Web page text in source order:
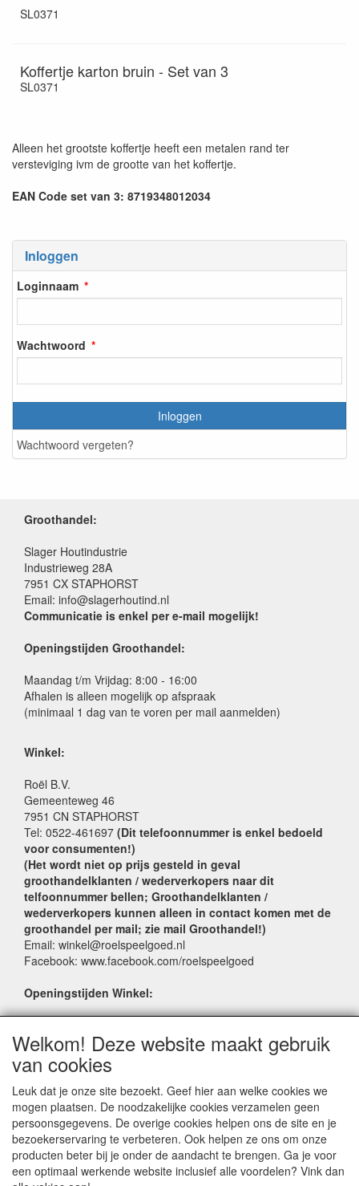
Inloggen
Loginnaam
Wachtwoord
Inloggen
Wachtwoord vergeten?
SL0371
Koffertje karton bruin - Set van 3
SL0371
Alleen het grootste koffertje heeft een metalen rand ter
versteviging ivm de grootte van het koffertje.
EAN Code set van 3: 8719348012034
Groothandel:
Slager Houtindustrie
Industrieweg 28A
7951 CX STAPHORST
Email: info@slagerhoutind.nl
Communicatie is enkel per e-mail mogelijk!
Openingstijden Groothandel:
Maandag t/m Vrijdag: 8:00 - 16:00
Afhalen is alleen mogelijk op afspraak
(minimaal 1 dag van te voren per mail aanmelden)
Winkel:
Roël B.V.
Gemeenteweg 46
7951 CN STAPHORST
Tel: 0522-461697 (Dit telefoonnummer is enkel bedoeld
voor consumenten!)
(Het wordt niet op prijs gesteld in geval
groothandelklanten / wederverkopers naar dit
telfoonnummer bellen; Groothandelklanten /
wederverkopers kunnen alleen in contact komen met de
groothandel per mail; zie mail Groothandel!)
Email: winkel@roelspeelgoed.nl
Facebook: www.facebook.com/roelspeelgoed
Openingstijden Winkel:
Zaterdag: 9:00 - 17:00
Donderdagavond koopavond: 19:00 - 21:00
SERVICE
Verkoopadressen
Webwinkels
Bestelvoorwaarden
Partner Groothandels
Welkom! Deze website maakt gebruik
van cookies
Leuk dat je onze site bezoekt. Geef hier aan welke cookies we
mogen plaatsen. De noodzakelijke cookies verzamelen geen
persoonsgegevens. De overige cookies helpen ons de site en je
bezoekerservaring te verbeteren. Ook helpen ze ons om onze
producten beter bij je onder de aandacht te brengen. Ga je voor
een optimaal werkende website inclusief alle voordelen? Vink dan